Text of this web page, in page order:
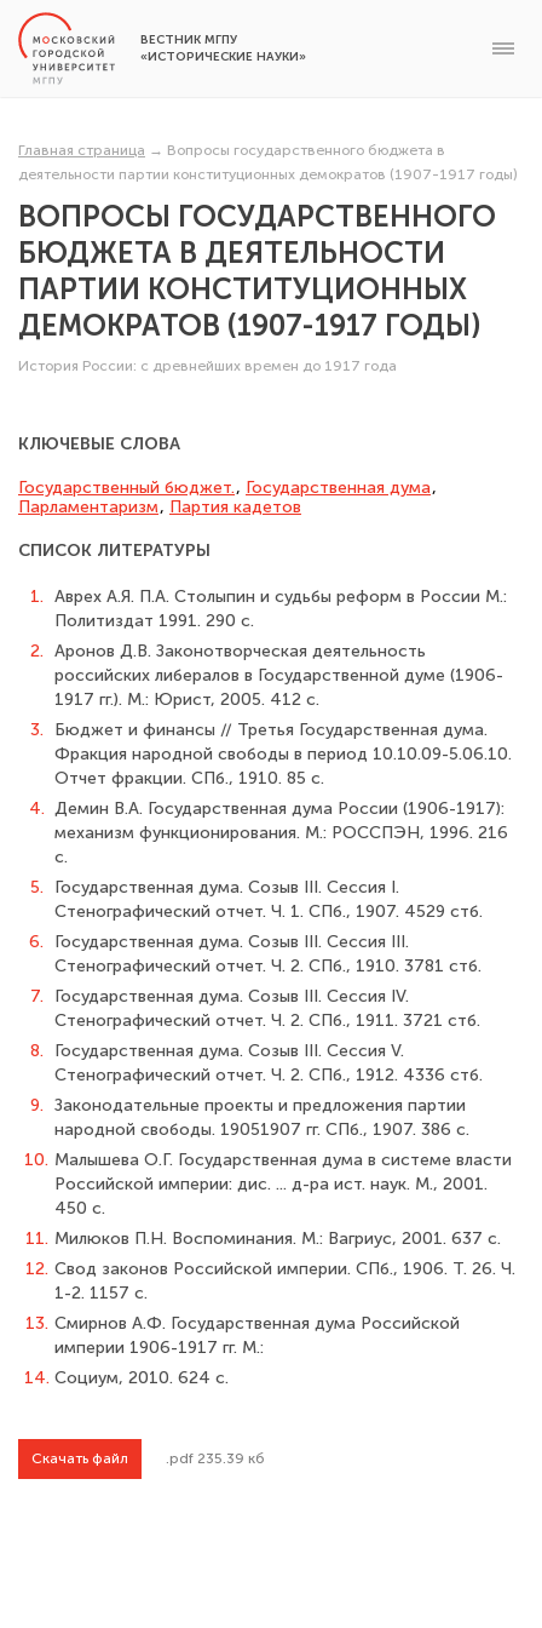
ВЕСТНИК МГПУ
«ИСТОРИЧЕСКИЕ НАУКИ»
Главная страница → Вопросы государственного бюджета в
деятельности партии конституционных демократов (1907-1917 годы)
ВОПРОСЫ ГОСУДАРСТВЕННОГО
БЮДЖЕТА В ДЕЯТЕЛЬНОСТИ
ПАРТИИ КОНСТИТУЦИОННЫХ
ДЕМОКРАТОВ (1907-1917 ГОДЫ)
История России: с древнейших времен до 1917 года
КЛЮЧЕВЫЕ СЛОВА
Госу­дарственный бюджет., Государственная дума,
Парламентаризм, Партия кадетов
СПИСОК ЛИТЕРАТУРЫ
1. Аврех А.Я. П.А. Столыпин и судьбы реформ в России М.:
Политиздат 1991. 290 с.
2. Аронов Д.В. Законотворческая деятельность
российских либералов в Госу­дарственной думе (1906-
1917 гг.). М.: Юрист, 2005. 412 с.
3.
Бюджет и финансы // Третья Государственная дума.
Фракция народной сво­боды в период 10.10.09-5.06.10.
Отчет фракции. СПб., 1910. 85 с.
4. Демин В.А. Государственная дума России (1906-1917):
механизм функциони­рования. М.: РОССПЭН, 1996. 216
с.
5.
Государственная дума. Созыв III. Сессия I.
Стенографический отчет. Ч. 1. СПб., 1907. 4529 стб.
6.
Государственная дума. Созыв III. Сессия III.
Стенографический отчет. Ч. 2. СПб., 1910. 3781 стб.
7.
Государственная дума. Созыв III. Сессия IV.
Стенографический отчет. Ч. 2. СПб., 1911. 3721 стб.
8.
Государственная дума. Созыв III. Сессия V.
Стенографический отчет. Ч. 2. СПб., 1912. 4336 стб.
9. Законодательные проекты и предложения партии
народной свободы. 1905­1907 гг. СПб., 1907. 386 с.
10. Малышева О.Г. Государственная дума в системе власти
Российской империи: дис. ... д-ра ист. наук. М., 2001.
450 с.
11. Милюков П.Н. Воспоминания. М.: Вагриус, 2001. 637 с.
12. Свод законов Российской империи. СПб., 1906. Т. 26. Ч.
1-2. 1157 с.
13. Смирнов А.Ф. Государственная дума Российской
империи 1906-1917 гг. М.:
14. Социум, 2010. 624 с.
Скачать файл .pdf 235.39 кб